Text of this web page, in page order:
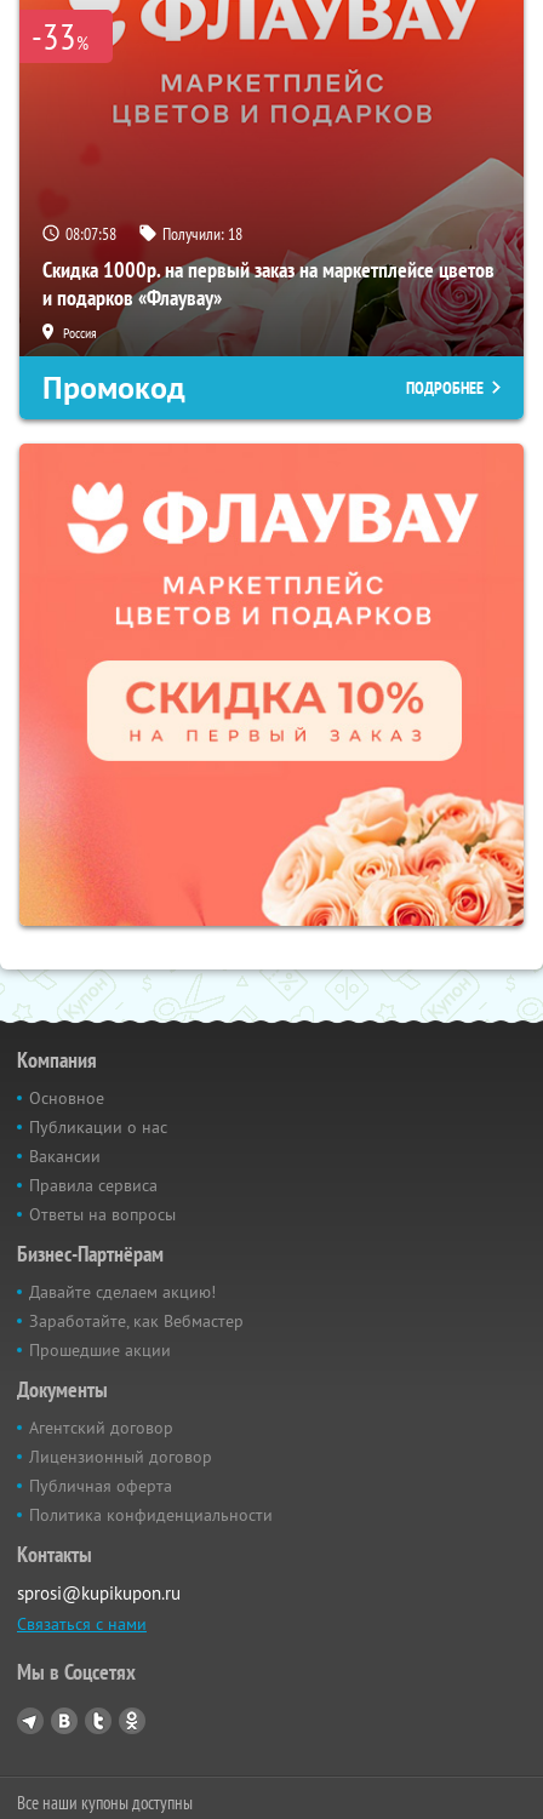
-33%
08:07:57 Получили: 18
Скидка 1000р. на первый заказ на маркетплейсе цветов
и подарков «Флаувау»
Россия
Промокод ПОДРОБНЕЕ
Компания
Основное
Публикации о нас
Вакансии
Правила сервиса
Ответы на вопросы
Бизнес-Партнёрам
Давайте сделаем акцию!
Заработайте, как Вебмастер
Прошедшие акции
Документы
Агентский договор
Лицензионный договор
Публичная оферта
Политика конфиденциальности
Контакты
sprosi@kupikupon.ru
Связаться с нами
Мы в Соцсетях
Все наши купоны доступны